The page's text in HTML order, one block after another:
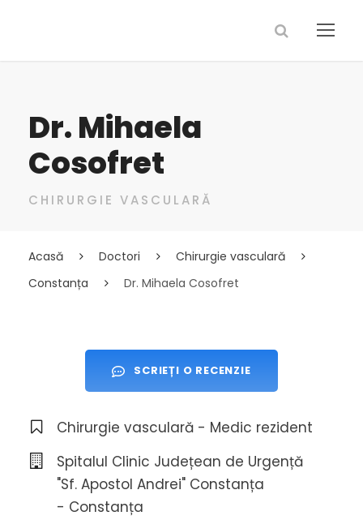
Dr. Mihaela
Cosofret
CHIRURGIE VASCULARĂ
Acasă Doctori
Chirurgie vasculară
Constanța
Dr. Mihaela Cosofret
SCRIEȚI O RECENZIE
Chirurgie vasculară - Medic rezident
Spitalul Clinic Județean de Urgență
"Sf. Apostol Andrei" Constanța
- Constanța